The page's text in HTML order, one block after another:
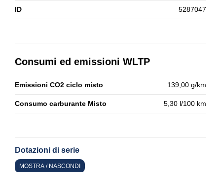
ID 5287047
Consumi ed emissioni WLTP
Emissioni CO2 ciclo misto 139,00 g/km
Consumo carburante Misto 5,30 l/100 km
Dotazioni di serie
MOSTRA / NASCONDI